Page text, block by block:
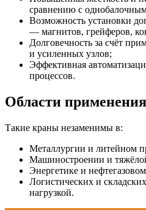
сравнению с
Возможность установки
— магнитов, грейферов,
Долговечность за счёт
и усиленных узлов;
Эффективная
процессов.
Области применения
Такие краны незаменимы в:
Металлургии и литейном
Машиностроении и
Энергетике и
Логистических и
нагрузкой.